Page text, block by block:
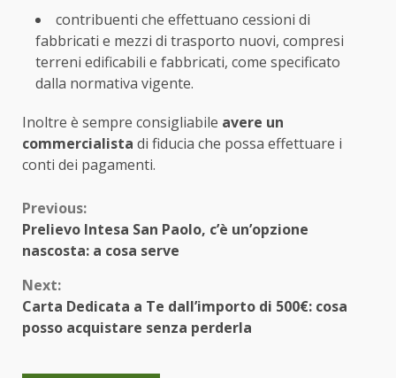
contribuenti che effettuano cessioni di
fabbricati e mezzi di trasporto nuovi, compresi
terreni edificabili e fabbricati, come specificato
dalla normativa vigente.
Inoltre è sempre consigliabile avere un
commercialista di fiducia che possa effettuare i
conti dei pagamenti.
Continue
Reading
Previous:
Prelievo Intesa San Paolo, c’è un’opzione
nascosta: a cosa serve
Next:
Carta Dedicata a Te dall’importo di 500€: cosa
posso acquistare senza perderla